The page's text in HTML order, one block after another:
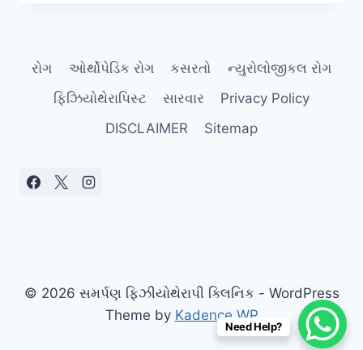
શરૂ
કરતા
પહેલા
ઈજાથી
રોગ ઓર્થોપેડિક રોગ કસરતો
ન્યુરોલોજીકલ રોગ
ફિઝિયોથેરાપિસ્ટ
સારવાર
Privacy Policy
DISCLAIMER
Sitemap
© 2026 સમર્પણ ફિઝીયોથેરાપી ક્લિનિક - WordPress
Theme by Kadence WP
Need Help?